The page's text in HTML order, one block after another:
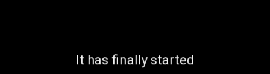
It has finally started